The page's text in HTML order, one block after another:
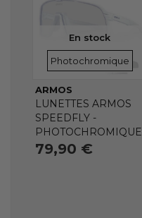
En stock
VERRES
Photochromique
ARMOS
LUNETTES ARMOS
SPEEDFLY -
PHOTOCHROMIQUE
79,90 €